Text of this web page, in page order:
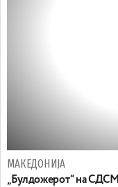
МАКЕДОНИЈА
„Булдожерот“ на СДСМ